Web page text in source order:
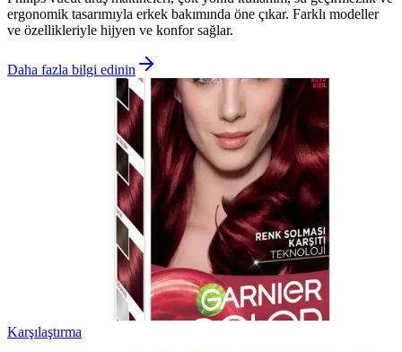
ergonomik tasarımıyla erkek bakımında öne çıkar. Farklı modeller
ve özellikleriyle hijyen ve konfor sağlar.
Daha fazla bilgi edinin
Karşılaştırma